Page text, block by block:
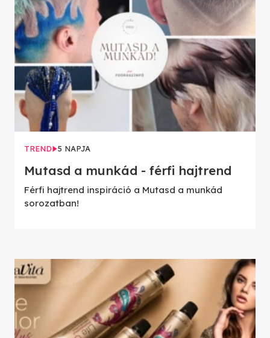
TREND 5 NAPJA
Mutasd a munkád - férfi hajtrend
Férfi hajtrend inspiráció a Mutasd a munkád
sorozatban!